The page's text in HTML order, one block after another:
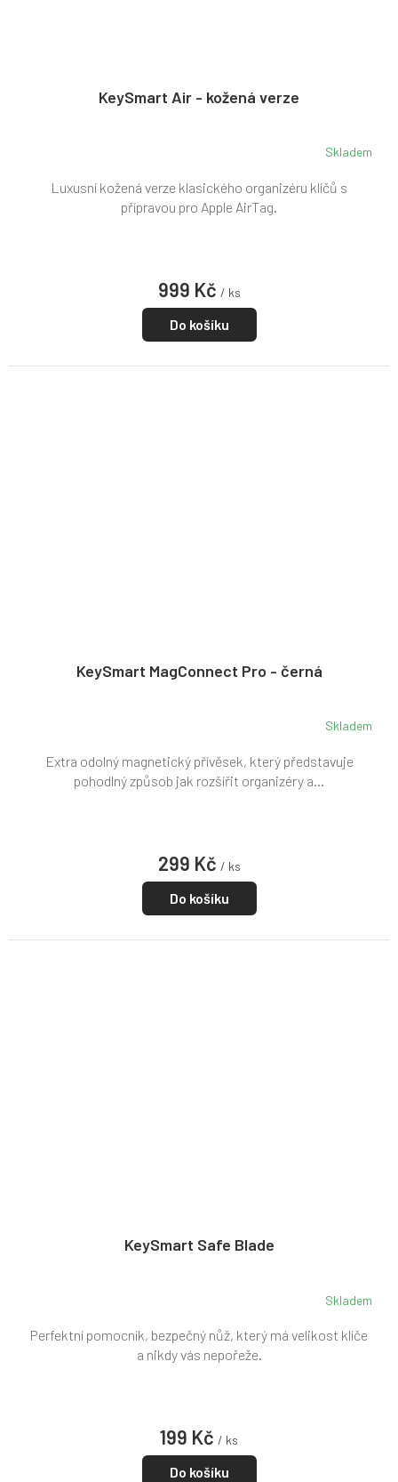
KeySmart Air - kožená verze
Skladem
999 Kč / ks
Do košíku
Luxusní kožená verze klasického organizéru klíčů s
přípravou pro Apple AirTag.
KeySmart MagConnect Pro - černá
Skladem
299 Kč / ks
Do košíku
Extra odolný magnetický přívěsek, který představuje
pohodlný způsob jak rozšířit organizéry a...
KeySmart Safe Blade
Skladem
199 Kč / ks
Do košíku
Perfektní pomocník, bezpečný nůž, který má velikost klíče
a nikdy vás nepořeže.